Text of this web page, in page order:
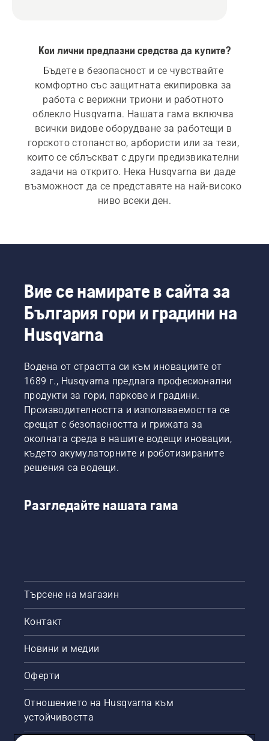
Кои лични предпазни средства да купите?
Бъдете в безопасност и се чувствайте
комфортно със защитната екипировка за
работа с верижни триони и работното
облекло Husqvarna. Нашата гама включва
всички видове оборудване за работещи в
горското стопанство, арбористи или за тези,
които се сблъскват с други предизвикателни
задачи на открито. Нека Husqvarna ви даде
възможност да се представяте на най-високо
ниво всеки ден.
Вие се намирате в сайта за
България гори и градини на
Husqvarna
Водена от страстта си към иновациите от
1689 г., Husqvarna предлага професионални
продукти за гори, паркове и градини.
Производителността и използваемостта се
срещат с безопасността и грижата за
околната среда в нашите водещи иновации,
където акумулаторните и роботизираните
решения са водещи.
Разгледайте нашата гама
Търсене на магазин
Контакт
Новини и медии
Оферти
Отношението на Husqvarna към
устойчивостта